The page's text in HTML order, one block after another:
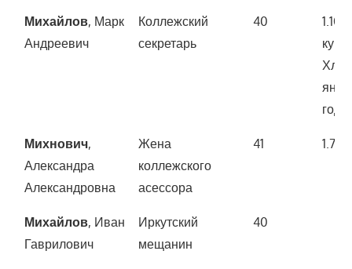
Михайлов, Марк
Андреевич
Коллежский
секретарь
40
года)
Михнович,
Александра
Александровна
Жена
коллежского
асессора
41 1.700
Михайлов, Иван
Гаврилович
Иркутский
мещанин
40